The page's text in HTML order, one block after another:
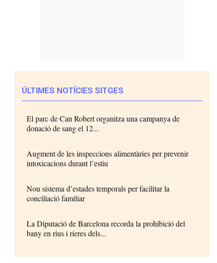
ÚLTIMES NOTÍCIES SITGES
El parc de Can Robert organitza una campanya de
donació de sang el 12...
Augment de les inspeccions alimentàries per prevenir
intoxicacions durant l’estiu
Nou sistema d’estades temporals per facilitar la
conciliació familiar
La Diputació de Barcelona recorda la prohibició del
bany en rius i rieres dels...